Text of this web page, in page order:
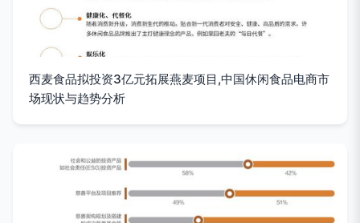
西麦食品拟投资3亿元拓展燕麦项目,中国休闲食品电商市
场现状与趋势分析